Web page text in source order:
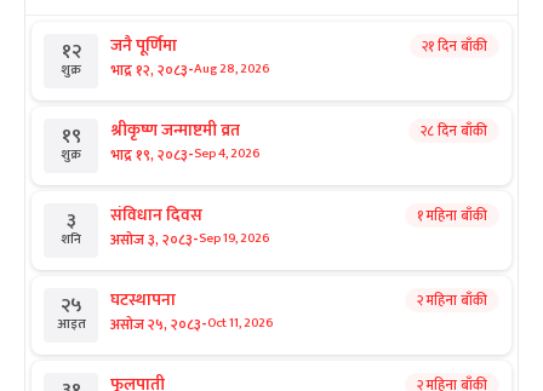
१२
शुक्र
जनै पूर्णिमा
भाद्र १२, २०८३-Aug 28, 2026
२१ दिन बाँकी
१९
शुक्र
श्रीकृष्ण जन्माष्टमी व्रत
भाद्र १९, २०८३-Sep 4, 2026
२८ दिन बाँकी
३
शनि
संविधान दिवस
असोज ३, २०८३-Sep 19, 2026
१ महिना बाँकी
२५
आइत
घटस्थापना
असोज २५, २०८३-Oct 11, 2026
२ महिना बाँकी
फूलपाती २ महिना बाँकी